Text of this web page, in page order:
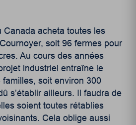
Canada acheta toutes les
soit 96 fermes pour
Au cours des années
industriel entraîne le
soit environ 300
s’établir ailleurs. Il faudra de
soient toutes rétablies
Cela oblige aussi